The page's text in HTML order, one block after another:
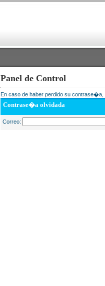
Panel de Control
En caso de haber perdido su
Contrase�a olvidada
Correo: